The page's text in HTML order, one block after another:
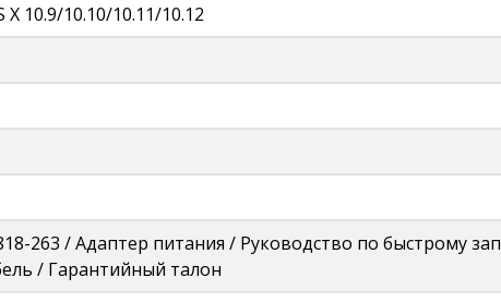
10.9/10.10/10.11/10.12
263 / Адаптер питания / Руководство по быстрому
/ Гарантийный талон